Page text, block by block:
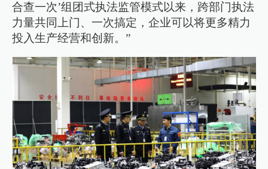
合查一次’组团式执法监管模式以来，跨部门执法
力量共同上门、一次搞定，企业可以将更多精力
投入生产经营和创新。”